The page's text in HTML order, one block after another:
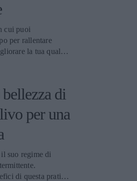
cui puoi
per rallentare
la tua qualità
di
per una
suo regime di
di questa pratica